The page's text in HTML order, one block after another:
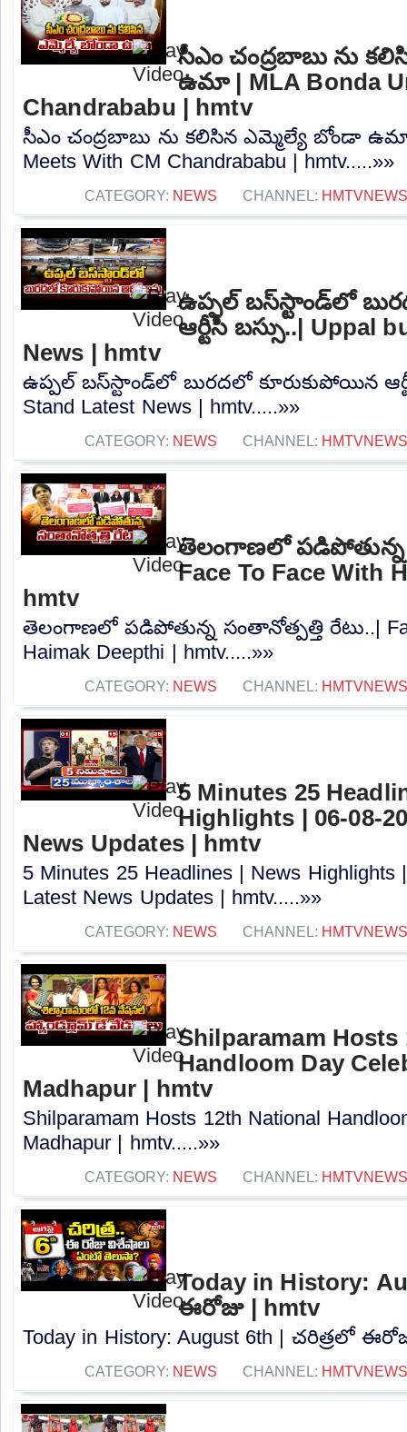
సీఎం చంద్రబాబు ను
ఉమా | MLA Bonda
Chandrababu | hmtv
సీఎం చంద్రబాబు ను కలిసిన ఎమ్మెల్యే బోండా ఉమా
Meets With CM Chandrababu | hmtv.....»»
CATEGORY: NEWS CHANNEL: HMTVNEWS
ఉప్పల్ బస్‌స్టాండ్‌లో
ఆర్టీసీ బస్సు..| Uppal
News | hmtv
ఉప్పల్ బస్‌స్టాండ్‌లో బురదలో కూరుకుపోయిన
Stand Latest News | hmtv.....»»
CATEGORY: NEWS CHANNEL: HMTVNEWS
తెలంగాణలో పడిపోతున్న
Face To Face With
hmtv
తెలంగాణలో పడిపోతున్న సంతానోత్పత్తి రేటు..|
Haimak Deepthi | hmtv.....»»
CATEGORY: NEWS CHANNEL: HMTVNEWS
5 Minutes 25
Highlights | 06-08-
News Updates | hmtv
5 Minutes 25 Headlines | News Highlights
Latest News Updates | hmtv.....»»
CATEGORY: NEWS CHANNEL: HMTVNEWS
Shilparamam Hosts
Handloom Day
Madhapur | hmtv
Shilparamam Hosts 12th National
Madhapur | hmtv.....»»
CATEGORY: NEWS CHANNEL: HMTVNEWS
Today in History:
ఈరోజు | hmtv
Today in History: August 6th | చరిత్రలో
CATEGORY: NEWS CHANNEL: HMTVNEWS